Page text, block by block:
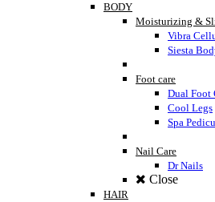
BODY
Moisturizing &
Vibra
Siesta
Foot care
Dual Foot
Cool Legs
Spa
Nail Care
Dr Nails
Close
HAIR